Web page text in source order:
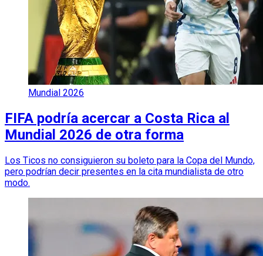
Mundial 2026
FIFA podría acercar a Costa Rica al
Mundial 2026 de otra forma
Los Ticos no consiguieron su boleto para la Copa del Mundo,
pero podrían decir presentes en la cita mundialista de otro
modo.